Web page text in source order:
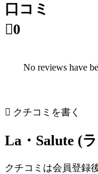
口コミ
0
No reviews have
 クチコミを書く
La・Salute (
クチコミは会員登録